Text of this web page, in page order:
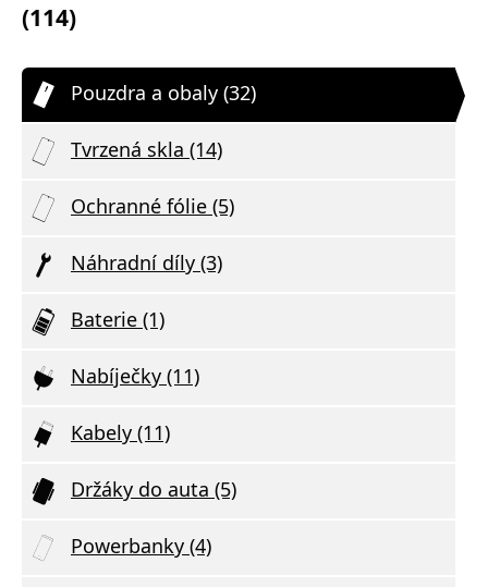
(114)
Pouzdra a obaly (32)
Tvrzená skla (14)
Ochranné fólie (5)
Náhradní díly (3)
Baterie (1)
Nabíječky (11)
Kabely (11)
Držáky do auta (5)
Powerbanky (4)